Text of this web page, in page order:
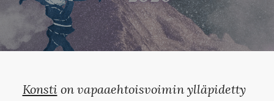
SEARCH
Konsti on vapaaehtoisvoimin ylläpidetty